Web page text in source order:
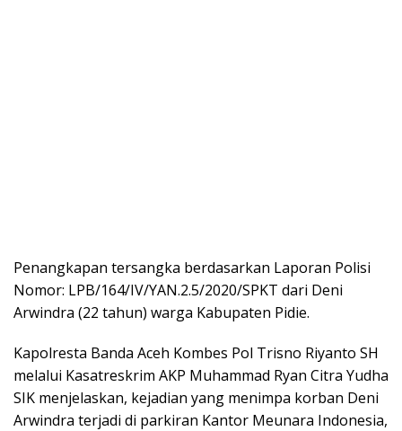
Penangkapan tersangka berdasarkan Laporan Polisi
Nomor: LPB/164/IV/YAN.2.5/2020/SPKT dari Deni
Arwindra (22 tahun) warga Kabupaten Pidie.
Kapolresta Banda Aceh Kombes Pol Trisno Riyanto SH
melalui Kasatreskrim AKP Muhammad Ryan Citra Yudha
SIK menjelaskan, kejadian yang menimpa korban Deni
Arwindra terjadi di parkiran Kantor Meunara Indonesia,